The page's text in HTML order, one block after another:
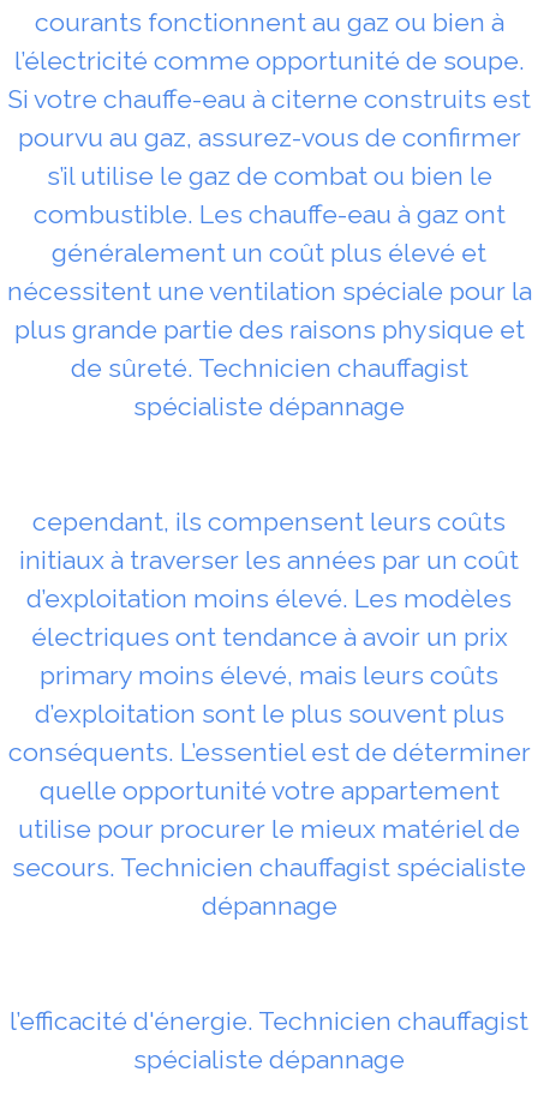
courants fonctionnent au gaz ou bien à
l’électricité comme opportunité de soupe.
Si votre chauffe-eau à citerne construits est
pourvu au gaz, assurez-vous de confirmer
s’il utilise le gaz de combat ou bien le
combustible. Les chauffe-eau à gaz ont
généralement un coût plus élevé et
nécessitent une ventilation spéciale pour la
plus grande partie des raisons physique et
de sûreté. Technicien chauffagist
spécialiste dépannage
cependant, ils compensent leurs coûts
initiaux à traverser les années par un coût
d’exploitation moins élevé. Les modèles
électriques ont tendance à avoir un prix
primary moins élevé, mais leurs coûts
d’exploitation sont le plus souvent plus
conséquents. L’essentiel est de déterminer
quelle opportunité votre appartement
utilise pour procurer le mieux matériel de
secours. Technicien chauffagist spécialiste
dépannage
l’efficacité d'énergie. Technicien chauffagist
spécialiste dépannage